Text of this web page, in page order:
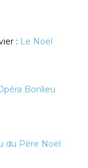
: Le Noël
Bonlieu
du Père Noël